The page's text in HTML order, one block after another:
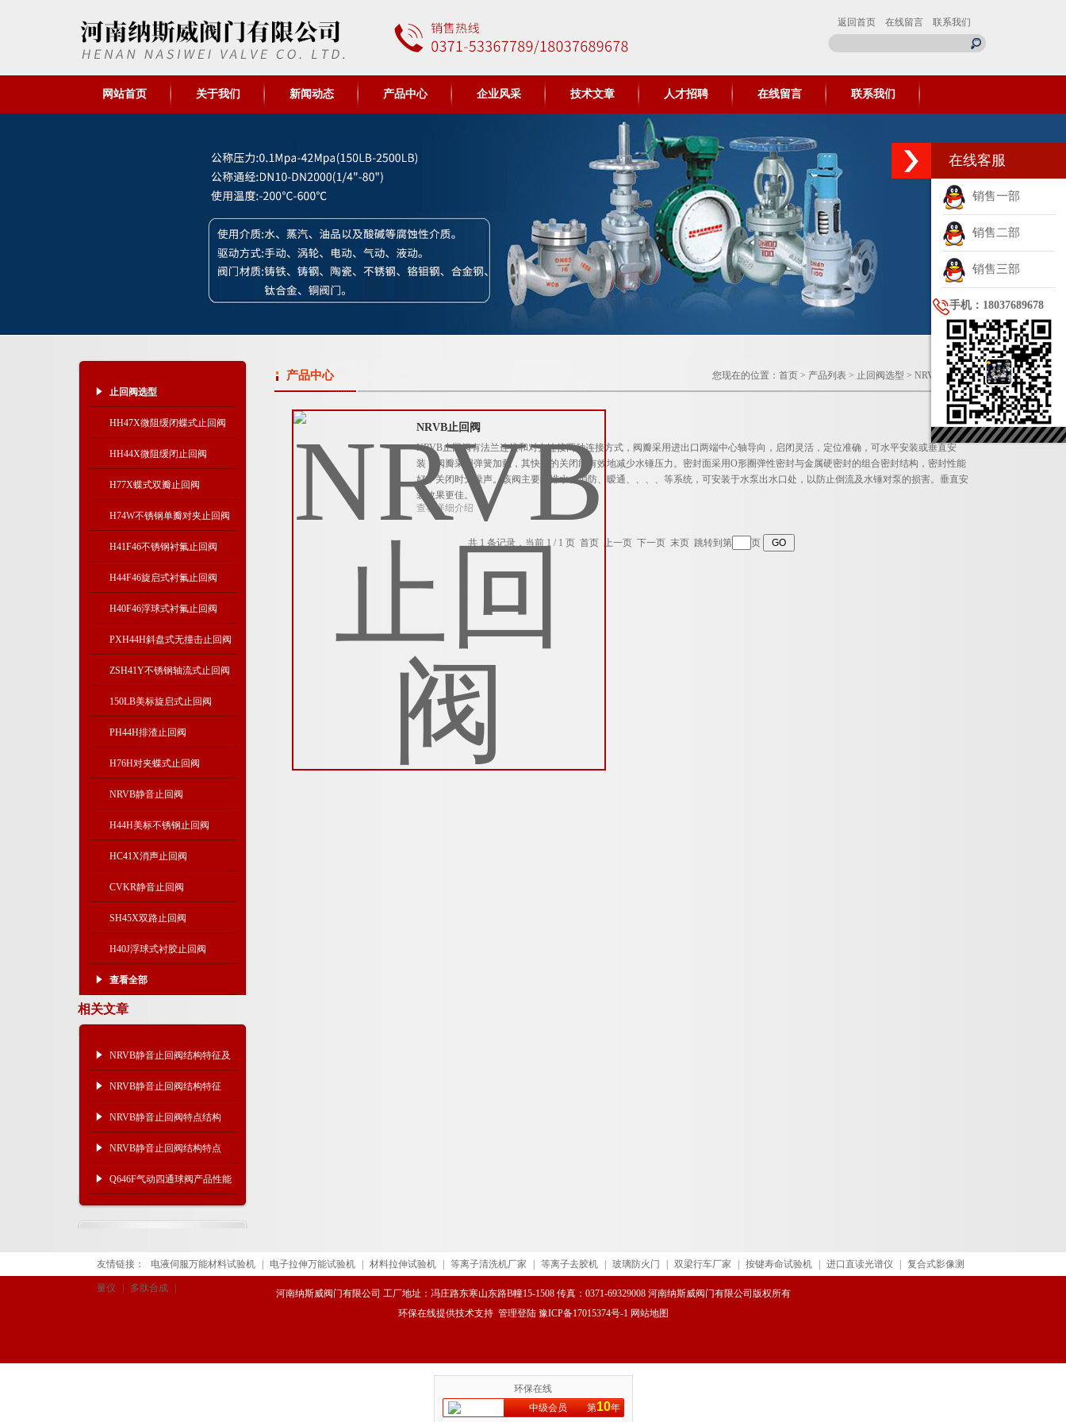
返回首页 在线留言 联系我们
网站首页 关于我们 新闻动态 产品中心 企业风采 技术文章 人才招聘 在线留言 联系我们
止回阀选型
HH47X微阻缓闭蝶式止回阀
HH44X微阻缓闭止回阀
H77X蝶式双瓣止回阀
H74W不锈钢单瓣对夹止回阀
H41F46不锈钢衬氟止回阀
H44F46旋启式衬氟止回阀
H40F46浮球式衬氟止回阀
PXH44H斜盘式无撞击止回阀
ZSH41Y不锈钢轴流式止回阀
150LB美标旋启式止回阀
PH44H排渣止回阀
H76H对夹蝶式止回阀
NRVB静音止回阀
H44H美标不锈钢止回阀
HC41X消声止回阀
CVKR静音止回阀
SH45X双路止回阀
H40J浮球式衬胶止回阀
查看全部
相关文章
NRVB静音止回阀结构特征及
产品特点
NRVB静音止回阀结构特征
NRVB静音止回阀特点结构
NRVB静音止回阀结构特点
Q646F气动四通球阀产品性能
及技术特点
产品中心 您现在的位置： 首页 > 产品列表 > 止回阀选型 > NRVB静音止回阀
NRVB止回阀
NRVB止回阀有法兰连接和对夹连接两种连接方式，阀瓣采用进出口两端中心轴导向，启闭灵活，定位准确，可水平安装或垂直安
装，阀瓣采用弹簧加载，其快速的关闭能有效地减少水锤压力。密封面采用O形圈弹性密封与金属硬密封的组合密封结构，密封性能
好，关闭时无噪声。该阀主要给排水、消防、暧通、、、、等系统，可安装于水泵出水口处，以防止倒流及水锤对泵的损害。垂直安
装效果更佳。
查看详细介绍
共 1 条记录，当前 1 / 1 页 首页 上一页 下一页 末页 跳转到第 页
友情链接： 电液伺服万能材料试验机 电子拉伸万能试验机 材料拉伸试验机 等离子清洗机厂家 等离子去胶机 玻璃防火门 双梁行车厂家 按键寿命试验机 进口直读光谱仪 复合式影像测
量仪 多肽合成
河南纳斯威阀门有限公司 工厂地址：冯庄路东寒山东路B幢15-1508 传真：0371-69329008 河南纳斯威阀门有限公司版权所有
环保在线提供技术支持 管理登陆 豫ICP备17015374号-1 网站地图
环保在线
中级会员
第10年
在线客服
销售一部
销售二部
销售三部
手机：18037689678